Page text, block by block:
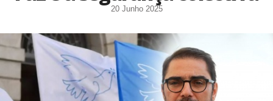
20 Junho 2025